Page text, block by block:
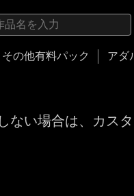
その他有料パック アダ
ない場合は、カス